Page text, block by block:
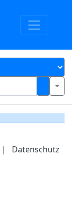
| Datenschutz